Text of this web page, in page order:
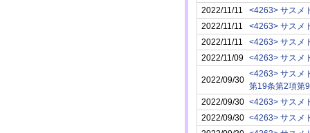
2022/11/11
<4263> サスメ
2022/11/11
<4263> サスメ
2022/11/11
<4263> サスメ
2022/11/09 <4263> サスメ
2022/09/30
<4263> サスメ
第19条第2項第
2022/09/30 <4263> サスメ
2022/09/30 <4263> サスメ